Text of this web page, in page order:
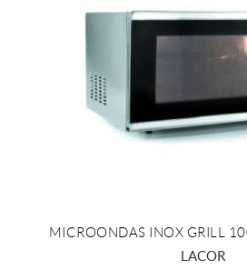
+ INFO
MICROONDAS INOX GRILL
LACOR